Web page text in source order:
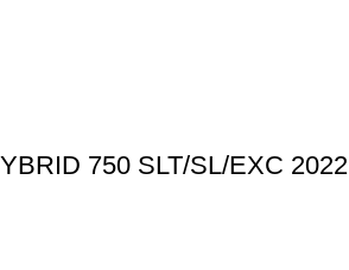
750 SLT/SL/EXC 2022